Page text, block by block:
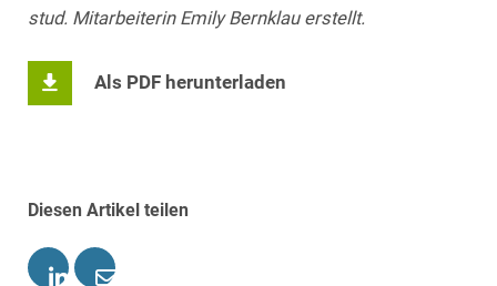
stud. Mitarbeiterin Emily Bernklau erstellt.
Als PDF herunterladen
Diesen Artikel teilen